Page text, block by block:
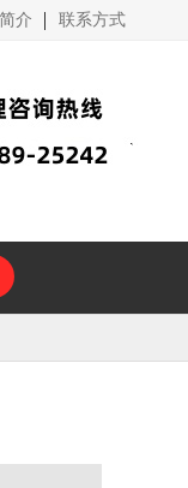
介 联系方式